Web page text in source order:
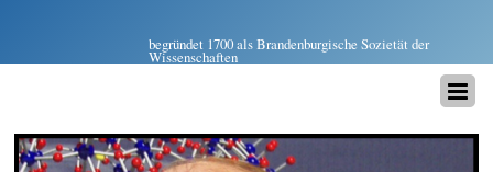
begründet 1700 als Brandenburgische Sozietät der
Wissenschaften